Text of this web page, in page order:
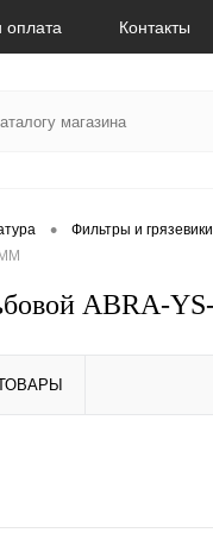
оплата Контакты
• Фильтры и грязевики
ABRA-